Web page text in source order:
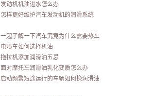
发动机机油进水怎么办
怎样更好维护汽车发动机的润滑系统
一起了解一下汽车究竟为什么需要热车
电喷车如何选择机油
拖拉机添加润滑油五忌
面对摩托车润滑油乳化变质怎么办
启动频繁短途运行的车辆如何换润滑油